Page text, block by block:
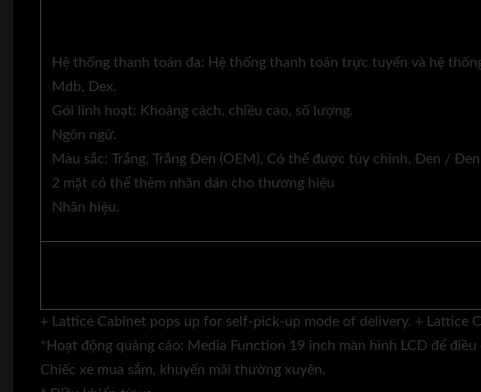
Hệ thống thanh toán đa: Hệ thống thanh toán trực tuyến và hệ
Mdb, Dex.
Gói linh hoạt: Khoảng cách, chiều cao, số lượng.
Ngôn ngữ.
Màu sắc: Trắng, Trắng Đen (OEM), Có thể được tùy chỉnh, Đen /
2 mặt có thể thêm nhãn dán cho thương hiệu
Nhãn hiệu.
+ Lattice Cabinet pops up for self-pick-up mode of delivery. + Lattice
*Hoạt động quảng cáo: Media Function 19 inch màn hình LCD để
Chiếc xe mua sắm, khuyến mãi thường xuyên.